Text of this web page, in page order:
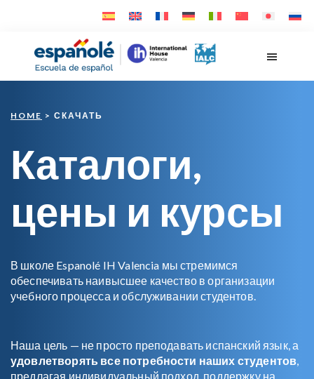
contentEspañolé
HOME > СКАЧАТЬ
Каталоги,
цены и курсы
В школе Espanolé IH Valencia мы стремимся
обеспечивать наивысшее качество в организации
учебного процесса и обслуживании студентов.
Наша цель — не просто преподавать испанский язык, а
удовлетворять все потребности наших студентов,
предлагая индивидуальный подход, поддержку на